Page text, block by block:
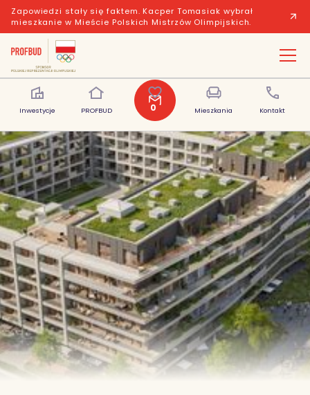
Zapowiedzi stały się faktem. Kacper Tomasiak wybrał
mieszkanie w Mieście Polskich Mistrzów Olimpijskich.
Inwestycje PROFBUD 0
Polubione Mieszkania Kontakt
Opis inwestycji Lista mieszkań Prospekt informacyjny